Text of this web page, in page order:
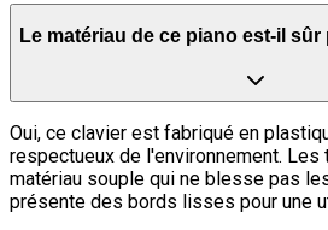
Le matériau de ce piano est-il
Oui, ce clavier est fabriqué en
respectueux de l'environnement. Les
matériau souple qui ne blesse pas
présente des bords lisses pour une